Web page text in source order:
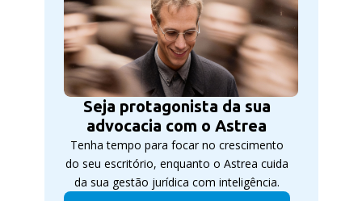
Seja protagonista da sua
advocacia com o Astrea
Tenha tempo para focar no crescimento
do seu escritório, enquanto o Astrea cuida
da sua gestão jurídica com inteligência.